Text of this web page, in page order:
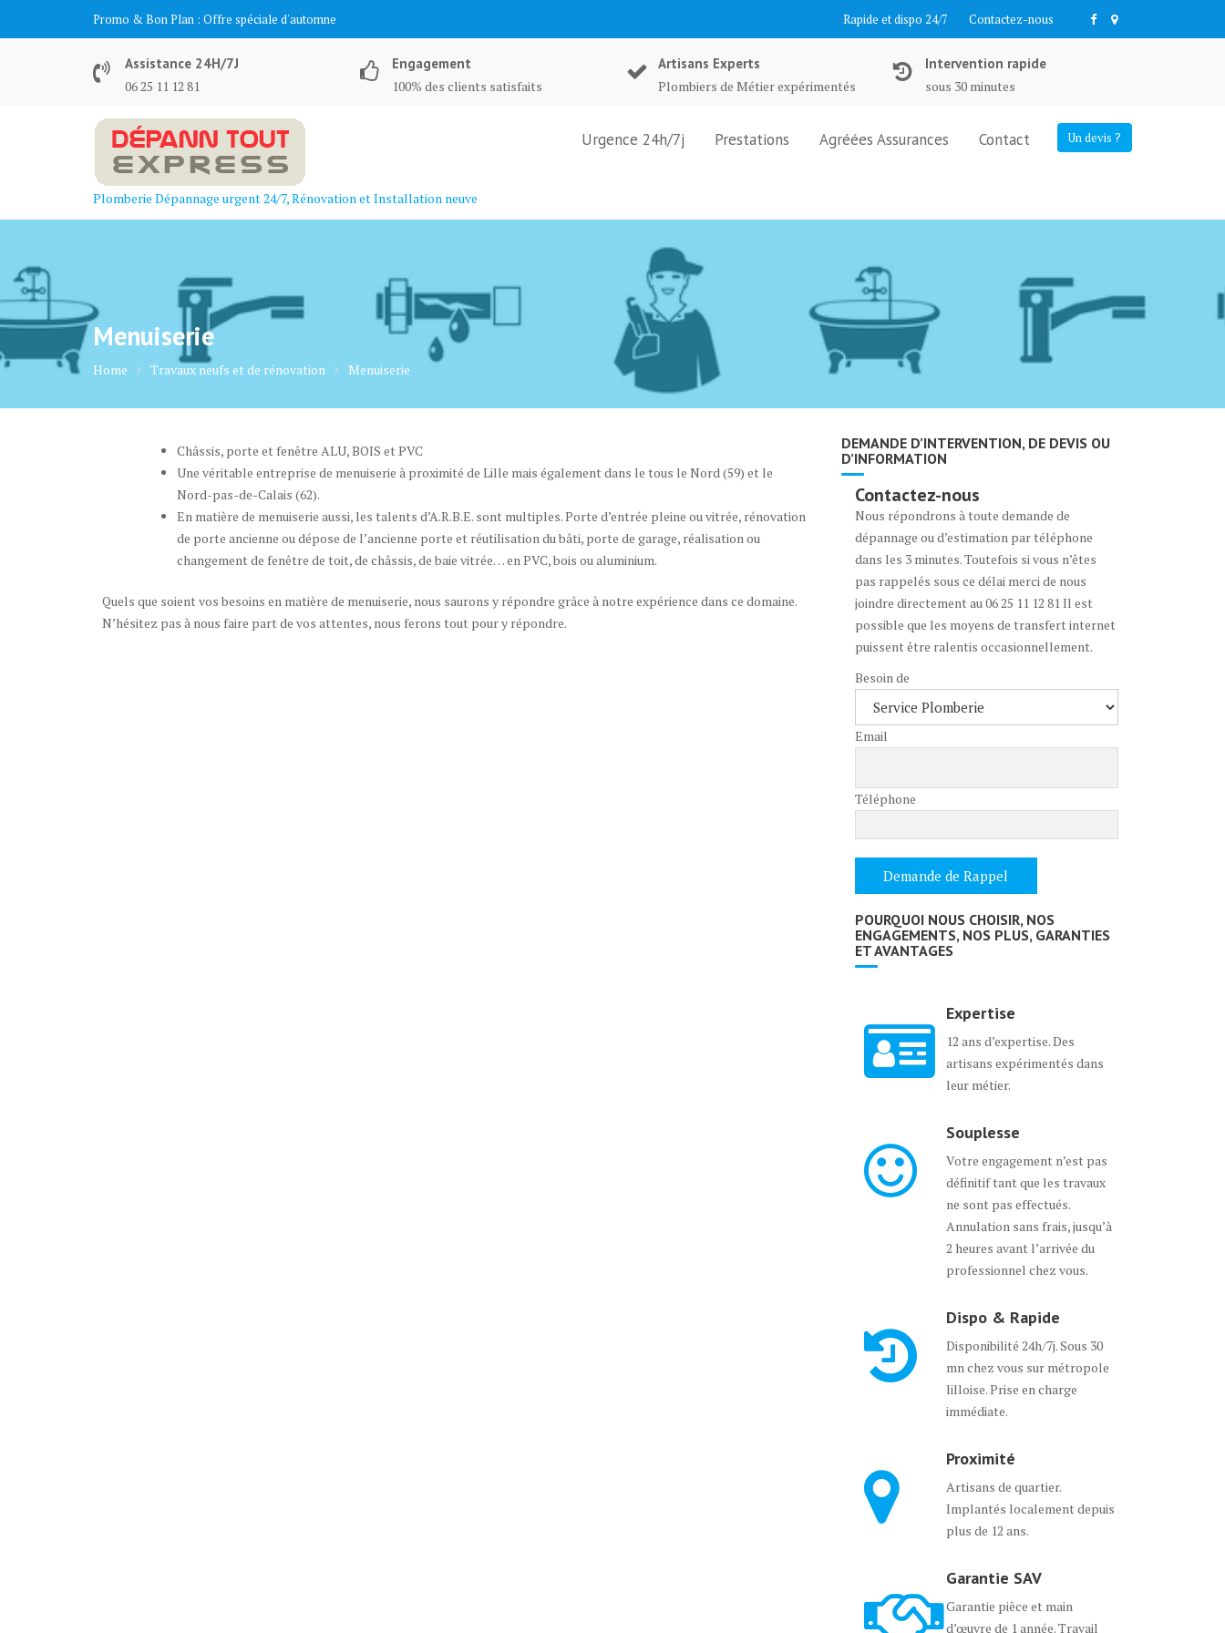
Promo & Bon Plan : Offre spéciale d'automne Rapide et dispo 24/7 Contactez-nous
Assistance 24H/7J
06 25 11 12 81
Engagement
100% des clients satisfaits
Artisans Experts
Plombiers de Métier expérimentés
Intervention rapide
sous 30 minutes
Plomberie Dépannage urgent 24/7, Rénovation et Installation neuve
Un devis ?
Urgence 24h/7j Prestations Agréées Assurances Contact
Menuiserie
Home Travaux neufs et de rénovation Menuiserie
Châssis, porte et fenêtre ALU, BOIS et PVC
Une véritable entreprise de menuiserie à proximité de Lille mais également dans le tous le Nord (59) et le
Nord-pas-de-Calais (62).
En matière de menuiserie aussi, les talents d’A.R.B.E. sont multiples. Porte d’entrée pleine ou vitrée, rénovation
de porte ancienne ou dépose de l’ancienne porte et réutilisation du bâti, porte de garage, réalisation ou
changement de fenêtre de toit, de châssis, de baie vitrée… en PVC, bois ou aluminium.
Quels que soient vos besoins en matière de menuiserie, nous saurons y répondre grâce à notre expérience dans ce domaine.
N’hésitez pas à nous faire part de vos attentes, nous ferons tout pour y répondre.
DEMANDE D’INTERVENTION, DE DEVIS OU
D’INFORMATION
Contactez-nous
Nous répondrons à toute demande de
dépannage ou d’estimation par téléphone
dans les 3 minutes. Toutefois si vous n’êtes
pas rappelés sous ce délai merci de nous
joindre directement au 06 25 11 12 81 Il est
possible que les moyens de transfert internet
puissent être ralentis occasionnellement.
Besoin de
Email
Téléphone
POURQUOI NOUS CHOISIR, NOS
ENGAGEMENTS, NOS PLUS, GARANTIES
ET AVANTAGES
Expertise
12 ans d’expertise. Des
artisans expérimentés dans
leur métier.
Souplesse
Votre engagement n’est pas
définitif tant que les travaux
ne sont pas effectués.
Annulation sans frais, jusqu’à
2 heures avant l’arrivée du
professionnel chez vous.
Dispo & Rapide
Disponibilité 24h/7j. Sous 30
mn chez vous sur métropole
lilloise. Prise en charge
immédiate.
Proximité
Artisans de quartier.
Implantés localement depuis
plus de 12 ans.
Garantie SAV
Garantie pièce et main
d’œuvre de 1 année. Travail